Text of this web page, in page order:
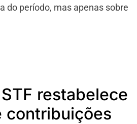
do período, mas apenas sobre
restabelece
contribuições